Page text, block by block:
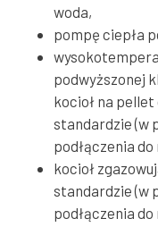
woda,
pompę ciepła
podwyższonej
kocioł na
standardzie (w
podłączenia
kocioł
standardzie (w
podłączenia